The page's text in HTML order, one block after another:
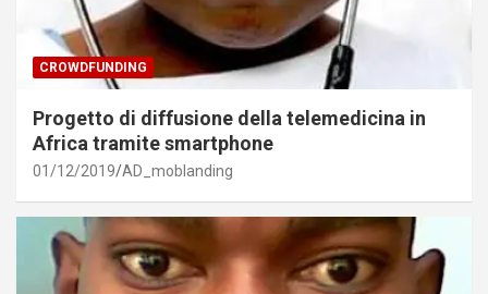
CROWDFUNDING
Progetto di diffusione della telemedicina in
Africa tramite smartphone
01/12/2019 AD_moblanding